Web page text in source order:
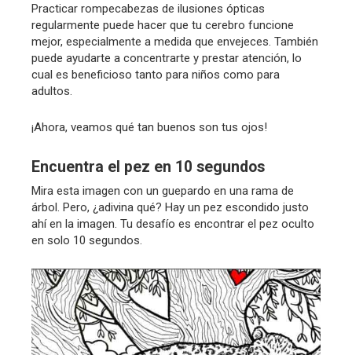
Practicar rompecabezas de ilusiones ópticas
regularmente puede hacer que tu cerebro funcione
mejor, especialmente a medida que envejeces. También
puede ayudarte a concentrarte y prestar atención, lo
cual es beneficioso tanto para niños como para
adultos.
¡Ahora, veamos qué tan buenos son tus ojos!
Encuentra el pez en 10 segundos
Mira esta imagen con un guepardo en una rama de
árbol. Pero, ¿adivina qué? Hay un pez escondido justo
ahí en la imagen. Tu desafío es encontrar el pez oculto
en solo 10 segundos.